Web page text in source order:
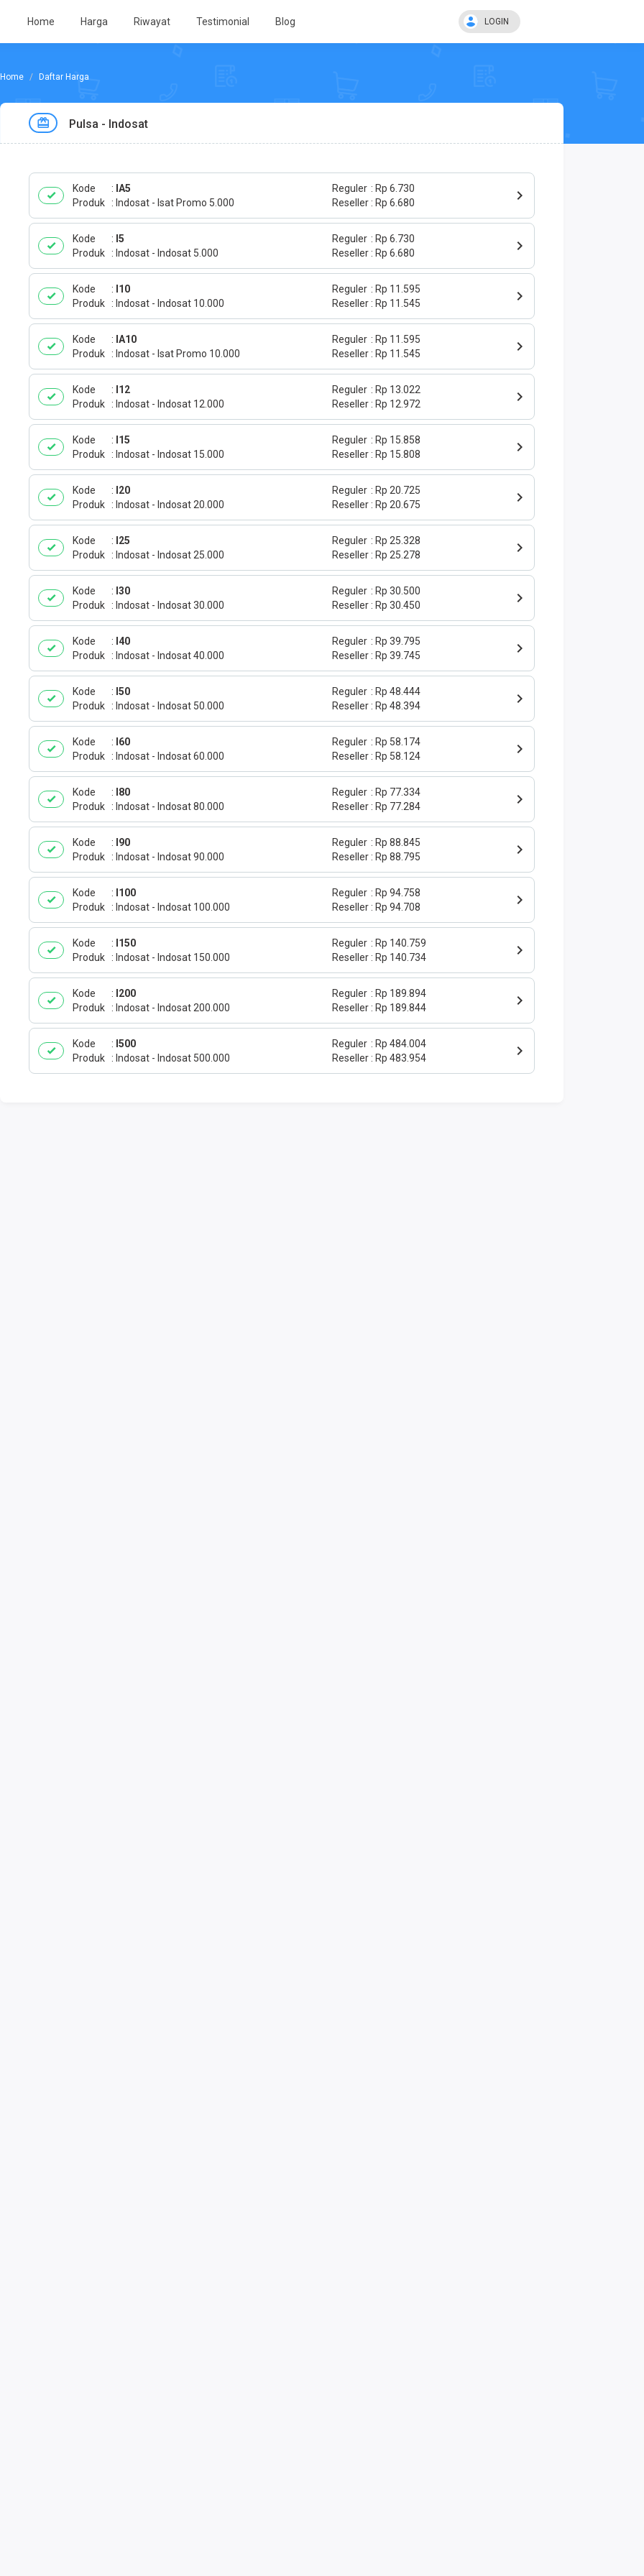
Home Harga Riwayat Testimonial Blog LOGIN
Daftar Harga
Pulsa - Indosat
Kode
IA5
Produk
Indosat - Isat Promo 5.000
Reguler
Rp 6.730
Reseller
Rp 6.680
Kode
I5
Produk
Indosat - Indosat 5.000
Reguler
Rp 6.730
Reseller
Rp 6.680
Kode
I10
Produk
Indosat - Indosat 10.000
Reguler
Rp 11.595
Reseller
Rp 11.545
Kode
IA10
Produk
Indosat - Isat Promo 10.000
Reguler
Rp 11.595
Reseller
Rp 11.545
Kode
I12
Produk
Indosat - Indosat 12.000
Reguler
Rp 13.022
Reseller
Rp 12.972
Kode
I15
Produk
Indosat - Indosat 15.000
Reguler
Rp 15.858
Reseller
Rp 15.808
Kode
I20
Produk
Indosat - Indosat 20.000
Reguler
Rp 20.725
Reseller
Rp 20.675
Kode
I25
Produk
Indosat - Indosat 25.000
Reguler
Rp 25.328
Reseller
Rp 25.278
Kode
I30
Produk
Indosat - Indosat 30.000
Reguler
Rp 30.500
Reseller
Rp 30.450
Kode
I40
Produk
Indosat - Indosat 40.000
Reguler
Rp 39.795
Reseller
Rp 39.745
Kode
I50
Produk
Indosat - Indosat 50.000
Reguler
Rp 48.444
Reseller
Rp 48.394
Kode
I60
Produk
Indosat - Indosat 60.000
Reguler
Rp 58.174
Reseller
Rp 58.124
Kode
I80
Produk
Indosat - Indosat 80.000
Reguler
Rp 77.334
Reseller
Rp 77.284
Kode
I90
Produk
Indosat - Indosat 90.000
Reguler
Rp 88.845
Reseller
Rp 88.795
Kode
I100
Produk
Indosat - Indosat 100.000
Reguler
Rp 94.758
Reseller
Rp 94.708
Kode
I150
Produk
Indosat - Indosat 150.000
Reguler
Rp 140.759
Reseller
Rp 140.734
Kode
I200
Produk
Indosat - Indosat 200.000
Reguler
Rp 189.894
Reseller
Rp 189.844
Kode
I500
Produk
Indosat - Indosat 500.000
Reguler
Rp 484.004
Reseller
Rp 483.954